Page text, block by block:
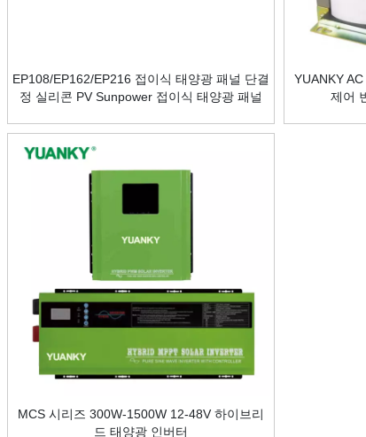
EP108/EP162/EP216 접이식 태양광 패널 단결
정 실리콘 PV Sunpower 접이식 태양광 패널
YUANKY
제어
MCS 시리즈 300W-1500W 12-48V 하이브리
드 태양광 인버터